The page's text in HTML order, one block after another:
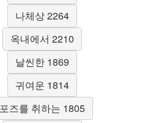
나체상 2264
옥내에서 2210
날씬한 1869
귀여운 1814
포즈를 취하는 1805